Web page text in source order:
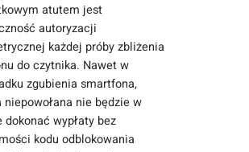
atutem jest
autoryzacji
każdej próby zbliżenia
do czytnika. Nawet w
zgubienia smartfona,
niepowołana nie będzie w
dokonać wypłaty bez
kodu odblokowania